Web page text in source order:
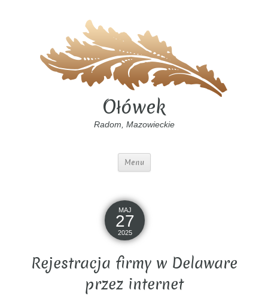
Ołówek
Radom, Mazowieckie
Menu
MAJ
27
2025
Rejestracja firmy w Delaware
przez internet